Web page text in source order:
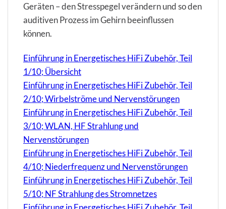
Geräten – den Stresspegel verändern und so den
auditiven Prozess im Gehirn beeinflussen
können.
Einführung in Energetisches HiFi Zubehör, Teil
1/10; Übersicht
Einführung in Energetisches HiFi Zubehör, Teil
2/10; Wirbelströme und Nervenstörungen
Einführung in Energetisches HiFi Zubehör, Teil
3/10; WLAN, HF Strahlung und
Nervenstörungen
Einführung in Energetisches HiFi Zubehör, Teil
4/10; Niederfrequenz und Nervenstörungen
Einführung in Energetisches HiFi Zubehör, Teil
5/10; NF Strahlung des Stromnetzes